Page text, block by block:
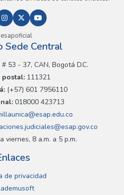
Sede Central
53 - 37, CAN, Bogotá D.C.
postal: 111321
(+57) 601 7956110
018000 423713
viernes, 8 a.m. a 5 p.m.
de privacidad